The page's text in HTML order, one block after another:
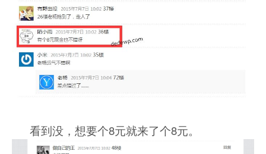
看到没，想要个8元就来了个8元。